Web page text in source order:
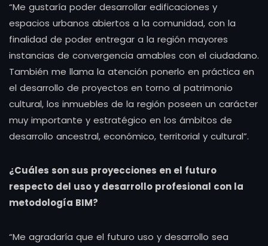
“Me gustaría poder desarrollar edificaciones y
espacios urbanos abiertos a la comunidad, con la
finalidad de poder entregar a la región mayores
instancias de convergencia amables con el ciudadano.
También me llama la atención ponerlo en práctica en
el desarrollo de proyectos en torno al patrimonio
cultural, los inmuebles de la región poseen un carácter
muy importante y estratégico en los ámbitos de
desarrollo ancestral, económico, territorial y cultural”.
¿Cuáles son sus proyecciones en el futuro
respecto del uso y desarrollo profesional con la
metodología BIM?
“Me agradaría que el futuro uso y desarrollo sea